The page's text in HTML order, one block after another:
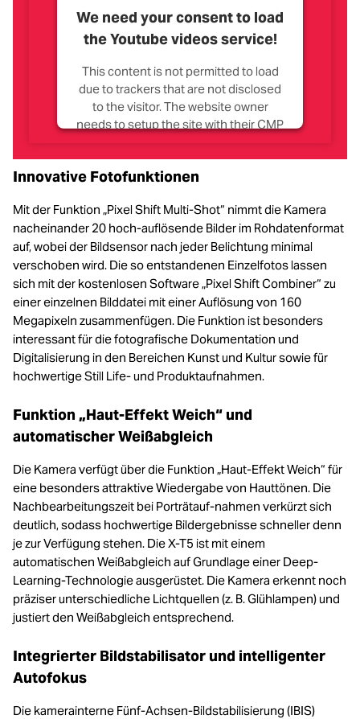
We need your consent to load
the Youtube videos service!
This content is not permitted to load
due to trackers that are not disclosed
to the visitor. The website owner
needs to setup the site with their CMP
technologies used.
Management Platform
Innovative Fotofunktionen
Mit der Funktion „Pixel Shift Multi-Shot“ nimmt die Kamera
nacheinander 20 hoch-auflösende Bilder im Rohdatenformat
auf, wobei der Bildsensor nach jeder Belichtung minimal
verschoben wird. Die so entstandenen Einzelfotos lassen
sich mit der kostenlosen Software „Pixel Shift Combiner“ zu
einer einzelnen Bilddatei mit einer Auflösung von 160
Megapixeln zusammenfügen. Die Funktion ist besonders
interessant für die fotografische Dokumentation und
Digitalisierung in den Bereichen Kunst und Kultur sowie für
hochwertige Still Life- und Produktaufnahmen.
Funktion „Haut-Effekt Weich“ und
automatischer Weißabgleich
Die Kamera verfügt über die Funktion „Haut-Effekt Weich“ für
eine besonders attraktive Wiedergabe von Hauttönen. Die
Nachbearbeitungszeit bei Porträtauf-nahmen verkürzt sich
deutlich, sodass hochwertige Bildergebnisse schneller denn
je zur Verfügung stehen. Die X-T5 ist mit einem
automatischen Weißabgleich auf Grundlage einer Deep-
Learning-Technologie ausgerüstet. Die Kamera erkennt noch
präziser unterschiedliche Lichtquellen (z. B. Glühlampen) und
justiert den Weißabgleich entsprechend.
Integrierter Bildstabilisator und intelligenter
Autofokus
Die kamerainterne Fünf-Achsen-Bildstabilisierung (IBIS)